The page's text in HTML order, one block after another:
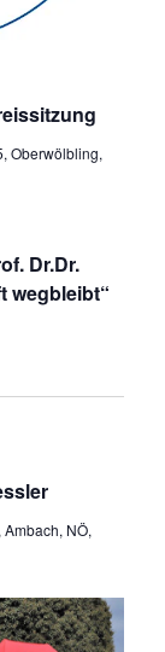
Oberwölbling,
Dr.Dr.
wegbleibt“
NÖ,